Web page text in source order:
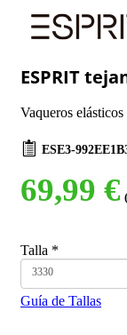
ESPRIT
Vaqueros
ESE3-
69,99 €
Talla *
3330
Guía de Tallas